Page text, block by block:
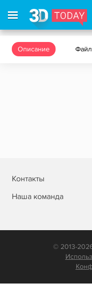
Описание
Контакты
Наша команда
© 2013-